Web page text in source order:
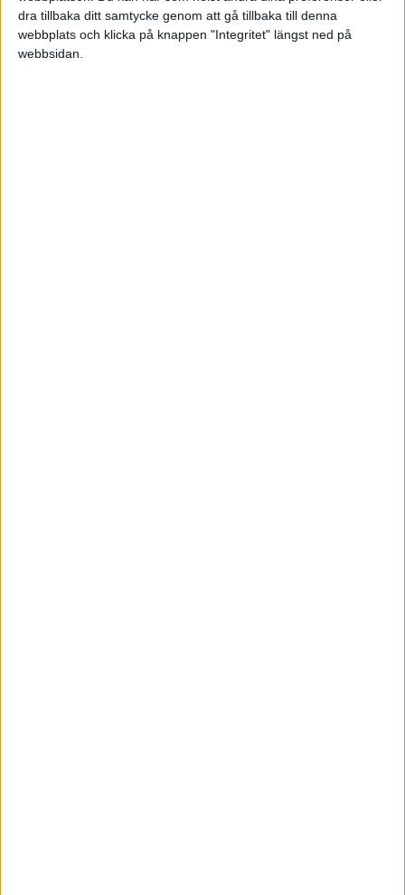
dra tillbaka ditt samtycke genom att gå tillbaka till denna
webbplats och klicka på knappen "Integritet" längst ned på
webbsidan.
gryr… Det här är en erfarenhet som gör att en av mina
bästa kunder inom postorderhandeln inte tar upp en